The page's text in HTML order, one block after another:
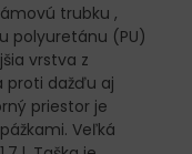
trubku ,
polyuretánu (PU)
vrstva z
proti dažďu aj
priestor je
Veľká